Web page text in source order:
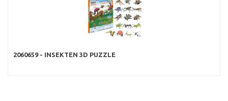
2060659 - INSEKTEN 3D PUZZLE